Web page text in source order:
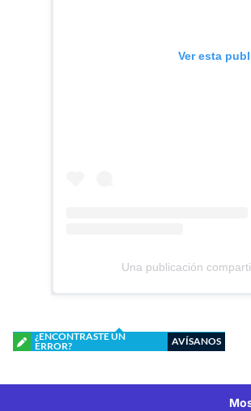
Ver esta
Una publicación
¿ENCONTRASTE UN
ERROR?
AVÍSANOS